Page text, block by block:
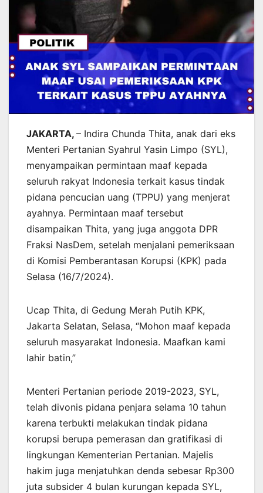
JAKARTA, – Indira Chunda Thita, anak dari eks
Menteri Pertanian Syahrul Yasin Limpo (SYL),
menyampaikan permintaan maaf kepada
seluruh rakyat Indonesia terkait kasus tindak
pidana pencucian uang (TPPU) yang menjerat
ayahnya. Permintaan maaf tersebut
disampaikan Thita, yang juga anggota DPR
Fraksi NasDem, setelah menjalani pemeriksaan
di Komisi Pemberantasan Korupsi (KPK) pada
Selasa (16/7/2024).
Ucap Thita, di Gedung Merah Putih KPK,
Jakarta Selatan, Selasa, “Mohon maaf kepada
seluruh masyarakat Indonesia. Maafkan kami
lahir batin,”
Menteri Pertanian periode 2019-2023, SYL,
telah divonis pidana penjara selama 10 tahun
karena terbukti melakukan tindak pidana
korupsi berupa pemerasan dan gratifikasi di
lingkungan Kementerian Pertanian. Majelis
hakim juga menjatuhkan denda sebesar Rp300
juta subsider 4 bulan kurungan kepada SYL,